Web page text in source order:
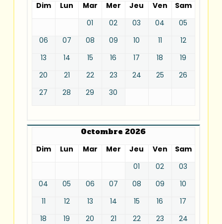
Dim
Lun Mar Mer Jeu Ven
Sam
01
02 03 04
05
06
07 08 09 10 11
12
13
14 15 16 17 18
19
20
21 22 23 24 25
26
27
28 29 30
Octombre 2026
Dim
Lun Mar Mer Jeu Ven
Sam
01
02
03
04
05 06 07 08 09
10
11
12 13 14 15 16
17
18
19 20 21 22 23
24